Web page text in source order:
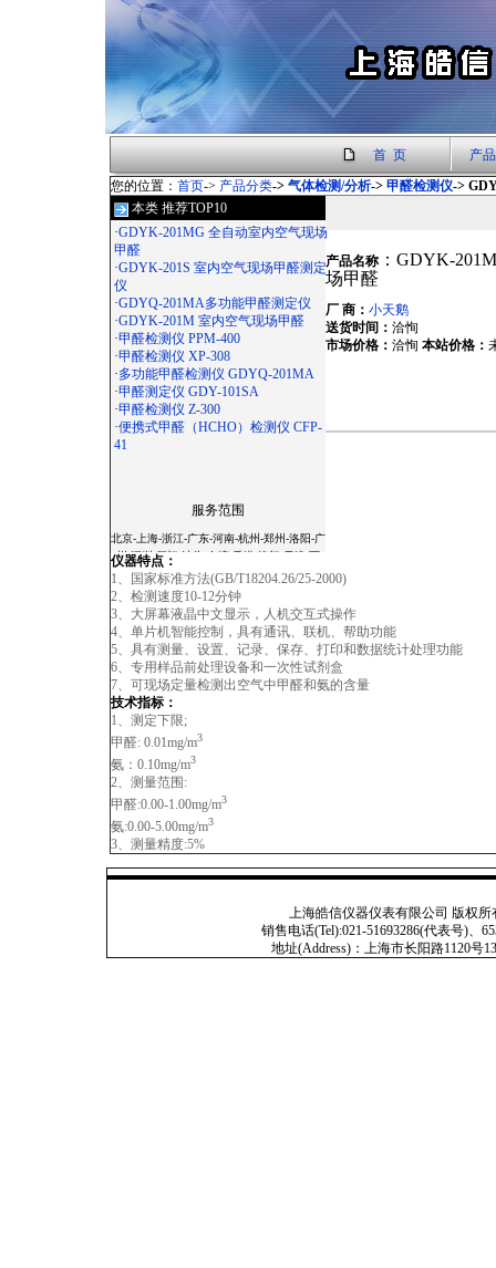
首 页
产
您的位置： 首页-> 产品分类-> 气体检测/分析-> 甲醛检测仪->
本类 推荐TOP10
·GDYK-201MG 全自动室内空气现场
甲醛
·GDYK-201S 室内空气现场甲醛测定
仪
·GDYQ-201MA多功能甲醛测定仪
·GDYK-201M 室内空气现场甲醛
·甲醛检测仪 PPM-400
·甲醛检测仪 XP-308
·多功能甲醛检测仪 GDYQ-201MA
·甲醛测定仪 GDY-101SA
·甲醛检测仪 Z-300
·便携式甲醛（HCHO）检测仪 CFP-
41
服务范围
北京-上海-浙江-广东-河南-杭州-郑州-洛阳-广
州-深圳-厦门-汕头-台湾-香港-澳门-天津-西
安-宝鸡-杭州-温州-常州-无锡-苏州-南京-镇
江-扬州-南通-合肥-徐州-常熟-石家庄-太原-呼
和浩特-沈阳-长春-哈尔滨-南京-合肥-福州-南
昌-济南-郑州-武汉-长沙-广州-南宁-海口-成
都-贵阳-昆明-拉萨-西安-兰州-西宁-银川-乌鲁
木齐-杭州-沈阳-长春-哈尔滨-济南-武汉-广州-
南宁-成都 -西安-大连-宁波-厦门-青岛-深圳-
杭州-淮安-连云港-昆山-嘉兴-湖州-秦皇岛-邯
郸-邢台-保定-张家口-承德-廊坊-呼和浩特-鞍
山-大庆-锦州-铁岭-盘锦-湛江-萧山-辽宁-淄
博-九寨沟-宁夏-绵阳-云南-朝阳-陕西-青海-北
海-吉林-苏州-昆山-无锡-镇江-常州-连云港-淮
安-淮阴-盐城-扬州-徐州-宜兴-江阴-南通-扬
州-上海-滁州
产品名称 ：GDYK-
场甲醛
厂 商： 小天鹅
送货时间： 洽恂
市场价格： 洽恂 本站价格：
仪器特点：
1、国家标准方法(GB/T18204.26/25-2000)
2、检测速度10-12分钟
3、大屏幕液晶中文显示，人机交互式操作
4、单片机智能控制，具有通讯、联机、帮助功能
5、具有测量、设置、记录、保存、打印和数据统计处理功能
6、专用样品前处理设备和一次性试剂盒
7、可现场定量检测出空气中甲醛和氨的含量
技术指标：
1、测定下限;
甲醛: 0.01mg/m3
氨：0.10mg/m3
2、测量范围:
甲醛:0.00-1.00mg/m3
氨:0.00-5.00mg/m3
3、测量精度:5%
上海皓信仪器仪表有限公司 版权所
销售电话(Tel):021-51693286(代表号)、
地址(Address)：上海市长阳路1120号